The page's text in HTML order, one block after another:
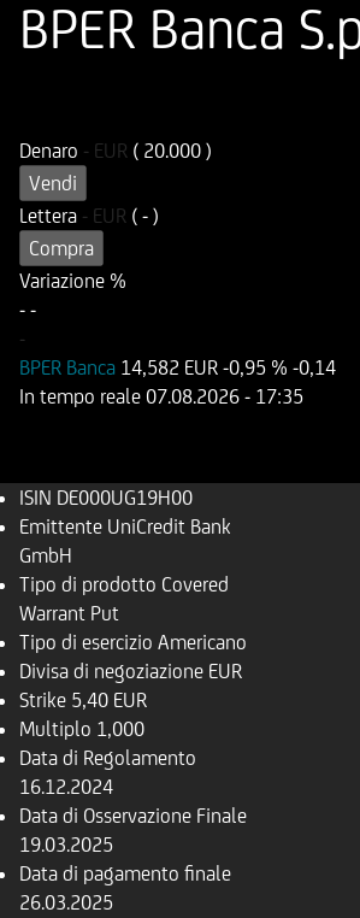
BPER Banca
Denaro - EUR ( 20.000 )
Vendi
Lettera - EUR ( - )
Compra
Variazione %
- -
-
BPER Banca 14,582 EUR -0,95 % -0,14
In tempo reale 07.08.2026 - 17:35
ISIN DE000UG19H00
Emittente UniCredit Bank
GmbH
Tipo di prodotto Covered
Warrant Put
Tipo di esercizio Americano
Divisa di negoziazione EUR
Strike 5,40 EUR
Multiplo 1,000
Data di Regolamento
16.12.2024
Data di Osservazione Finale
19.03.2025
Data di pagamento finale
26.03.2025